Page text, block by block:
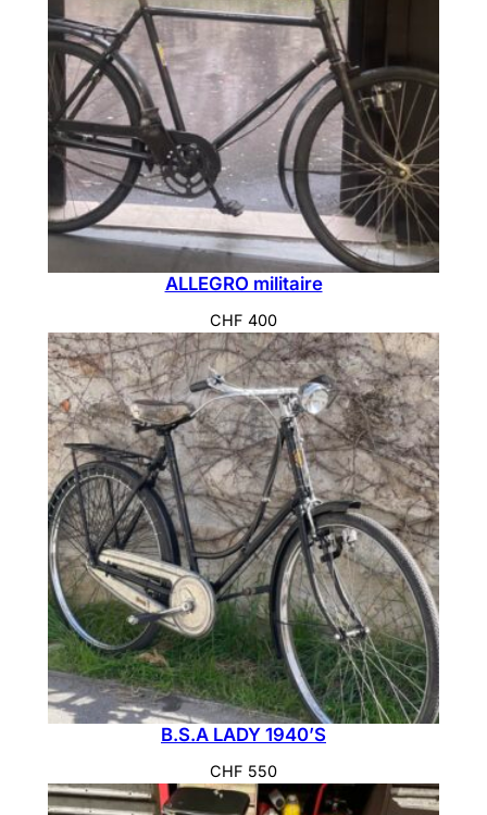
ALLEGRO militaire
CHF 400
B.S.A LADY 1940’S
CHF 550